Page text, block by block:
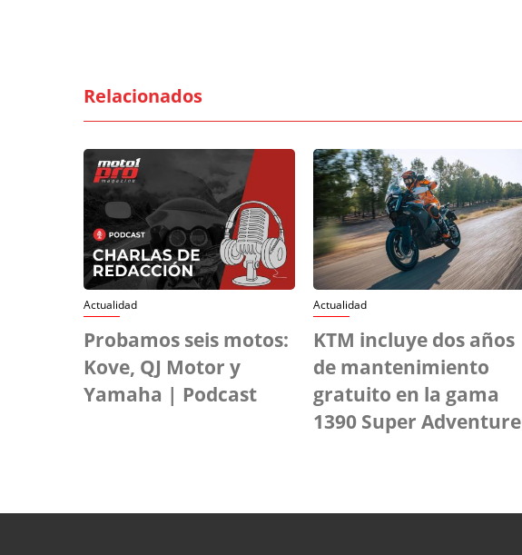
Relacionados
Actualidad
Probamos seis motos:
Kove, QJ Motor y
Yamaha | Podcast
Actualidad
KTM incluye dos años
de mantenimiento
gratuito en la gama
1390 Super Adventure